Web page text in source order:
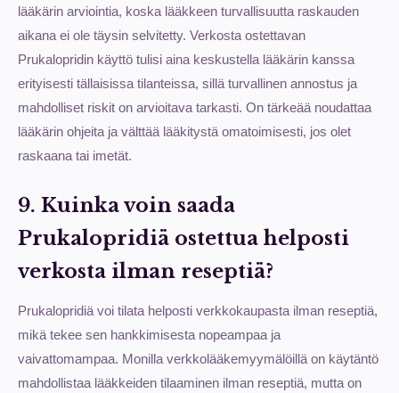
lääkärin arviointia, koska lääkkeen turvallisuutta raskauden
aikana ei ole täysin selvitetty. Verkosta ostettavan
Prukalopridin käyttö tulisi aina keskustella lääkärin kanssa
erityisesti tällaisissa tilanteissa, sillä turvallinen annostus ja
mahdolliset riskit on arvioitava tarkasti. On tärkeää noudattaa
lääkärin ohjeita ja välttää lääkitystä omatoimisesti, jos olet
raskaana tai imetät.
9. Kuinka voin saada
Prukalopridiä ostettua helposti
verkosta ilman reseptiä?
Prukalopridiä voi tilata helposti verkkokaupasta ilman reseptiä,
mikä tekee sen hankkimisesta nopeampaa ja
vaivattomampaa. Monilla verkkolääkemyymälöillä on käytäntö
mahdollistaa lääkkeiden tilaaminen ilman reseptiä, mutta on